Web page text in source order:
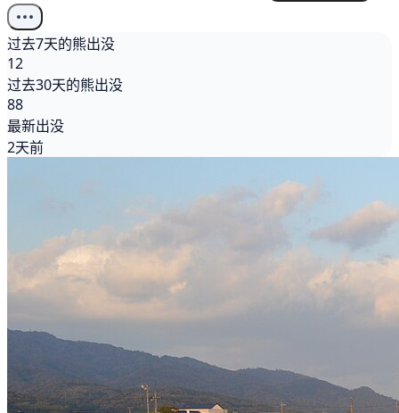
过去7天的熊出没
12
过去30天的熊出没
88
最新出没
2天前